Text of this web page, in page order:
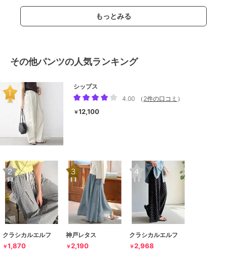
もっとみる
その他パンツの人気ランキング
シップス
4.00
（ 2件の口コミ ）
￥12,100
クラシカルエルフ
￥1,870
神戸レタス
￥2,190
クラシカルエルフ
￥2,968